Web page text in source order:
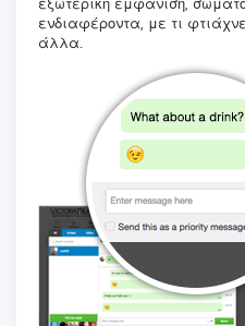
εξωτερική εμφάνιση,
ενδιαφέροντα, με τι
άλλα.